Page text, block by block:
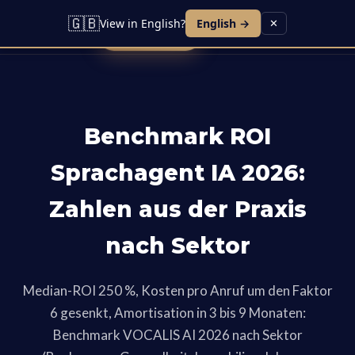
SprachagentKontaktBlogKarriere
Demo buchen
Benchmark ROI
Sprachagent IA 2026:
Zahlen aus der Praxis
nach Sektor
Median-ROI 250 %, Kosten pro Anruf um den Faktor
6 gesenkt, Amortisation in 3 bis 9 Monaten:
Benchmark VOCALIS AI 2026 nach Sektor
🇬🇧View in English? English → ✕